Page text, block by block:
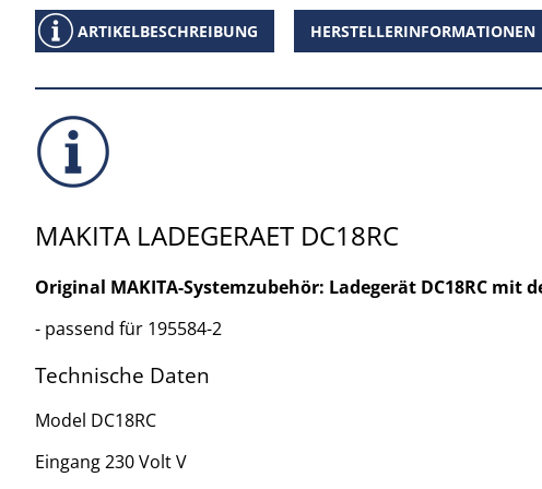
ARTIKELBESCHREIBUNG HERSTELLERINFORMATIONEN
MAKITA LADEGERAET DC18RC
Original MAKITA-Systemzubehör: Ladegerät DC18RC mit
- passend für 195584-2
Technische Daten
Model DC18RC
Eingang 230 Volt V